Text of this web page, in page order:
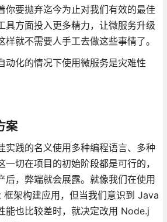
你要抛弃迄今为止对我们有效的最佳
具方面投入更多精力，让微服务升级
就不需要人手工去做这些事情了。
动化的情况下使用微服务是灾难性
案
实践的名义使用多种编程语言、多种
切在项目的初始阶段都是可行的，
后，弊端就会展露。就像我们在使用
架构建应用，但当我们意识到 Java
能也比较差时，就决定改用 Node.j